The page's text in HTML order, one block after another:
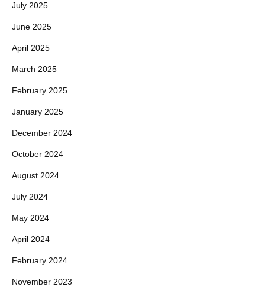
July 2025
June 2025
April 2025
March 2025
February 2025
January 2025
December 2024
October 2024
August 2024
July 2024
May 2024
April 2024
February 2024
November 2023